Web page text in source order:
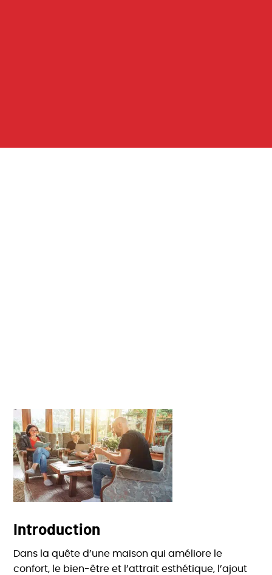
Introduction
Dans la quête d’une maison qui améliore le
confort, le bien-être et l’attrait esthétique, l’ajout